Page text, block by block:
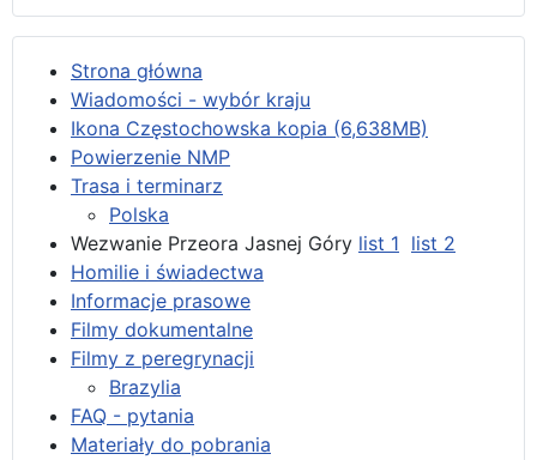
Strona główna
Wiadomości - wybór kraju
Ikona Częstochowska kopia (6,638MB)
Powierzenie NMP
Trasa i terminarz
Polska
Wezwanie Przeora Jasnej Góry list 1 list 2
Homilie i świadectwa
Informacje prasowe
Filmy dokumentalne
Filmy z peregrynacji
Brazylia
FAQ - pytania
Materiały do pobrania